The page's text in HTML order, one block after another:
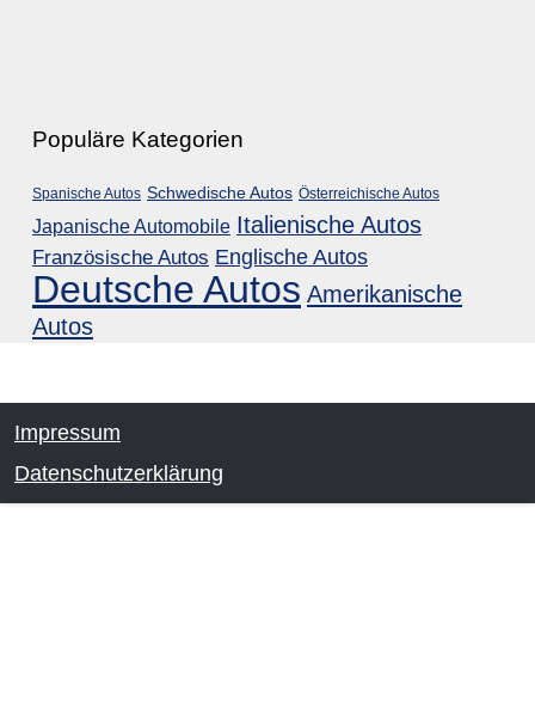
Populäre Kategorien
Spanische Autos Schwedische Autos Österreichische Autos
Japanische Automobile Italienische Autos
Französische Autos Englische Autos
Deutsche Autos Amerikanische
Autos
Impressum
Datenschutzerklärung